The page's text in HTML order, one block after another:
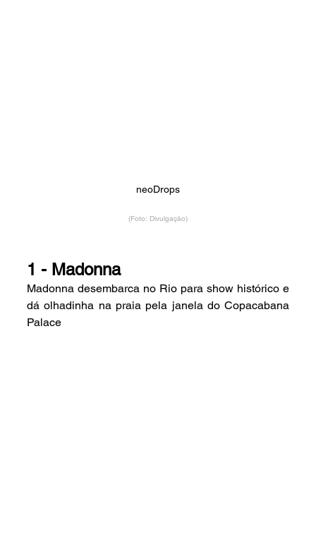
neoDrops
(Foto: Divulgação)
1 - Madonna
Madonna desembarca no Rio para show histórico e
dá olhadinha na praia pela janela do Copacabana
Palace